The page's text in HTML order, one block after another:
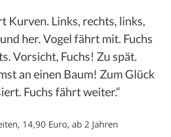
Kurven. Links, rechts, links,
her. Vogel fährt mit. Fuchs
Vorsicht, Fuchs! Zu spät.
an einen Baum! Zum Glück
Fuchs fährt weiter.“
14,90 Euro, ab 2 Jahren